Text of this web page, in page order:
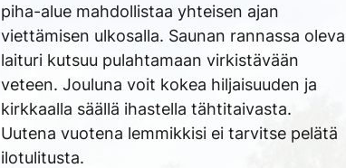
piha-alue mahdollistaa yhteisen ajan
viettämisen ulkosalla. Saunan rannassa oleva
laituri kutsuu pulahtamaan virkistävään
veteen. Jouluna voit kokea hiljaisuuden ja
kirkkaalla säällä ihastella tähtitaivasta.
Uutena vuotena lemmikkisi ei tarvitse pelätä
ilotulitusta.